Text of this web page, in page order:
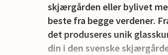
skjærgården eller bylivet
beste fra begge verdener.
det produseres unik
din i den svenske